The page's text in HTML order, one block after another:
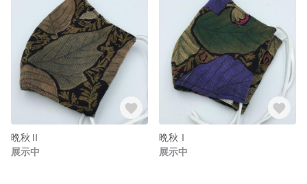
晩秋Ⅱ
展示中
晩秋Ⅰ
展示中